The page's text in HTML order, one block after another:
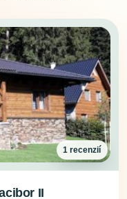
1 recenzií
II